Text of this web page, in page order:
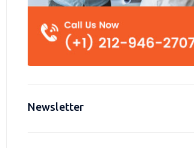
Newsletter